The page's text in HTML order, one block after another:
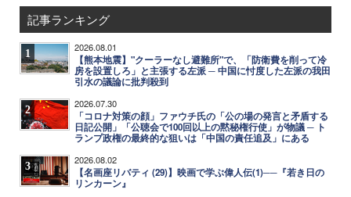
記事ランキング
1 2026.08.01
【熊本地震】"クーラーなし避難所"で、「防衛費を削って冷
房を設置しろ」と主張する左派 ─ 中国に忖度した左派の我田
引水の議論に批判殺到
2 2026.07.30
「コロナ対策の顔」ファウチ氏の「公の場の発言と矛盾する
日記公開」「公聴会で100回以上の黙秘権行使」が物議 ─ ト
ランプ政権の最終的な狙いは「中国の責任追及」にある
3 2026.08.02
【名画座リバティ (29)】映画で学ぶ偉人伝(1)──『若き日の
リンカーン』